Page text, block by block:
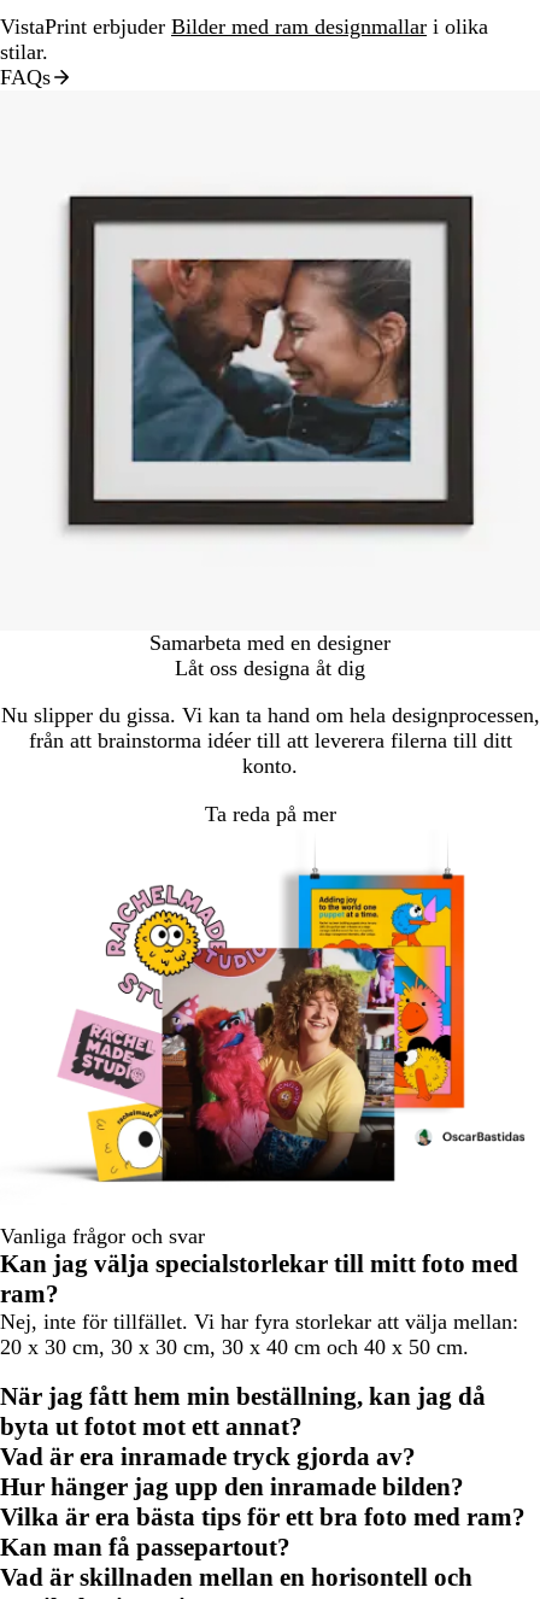
VistaPrint erbjuder Bilder med ram designmallar i olika
stilar.
FAQs
Samarbeta med en designer
Låt oss designa åt dig
Nu slipper du gissa. Vi kan ta hand om hela designprocessen,
från att brainstorma idéer till att leverera filerna till ditt
konto.
Ta reda på mer
Vanliga frågor och svar
Kan jag välja specialstorlekar till mitt foto med
ram?
Nej, inte för tillfället. Vi har fyra storlekar att välja mellan:
20 x 30 cm, 30 x 30 cm, 30 x 40 cm och 40 x 50 cm.
När jag fått hem min beställning, kan jag då
byta ut fotot mot ett annat?
Vad är era inramade tryck gjorda av?
Hur hänger jag upp den inramade bilden?
Vilka är era bästa tips för ett bra foto med ram?
Kan man få passepartout?
Vad är skillnaden mellan en horisontell och